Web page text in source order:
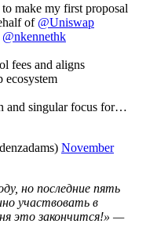
make my first proposal
of @Uniswap
@nkennethk
fees and aligns
ecosystem
and singular focus for…
November
но последние пять
участвовать в
это закончится!» —